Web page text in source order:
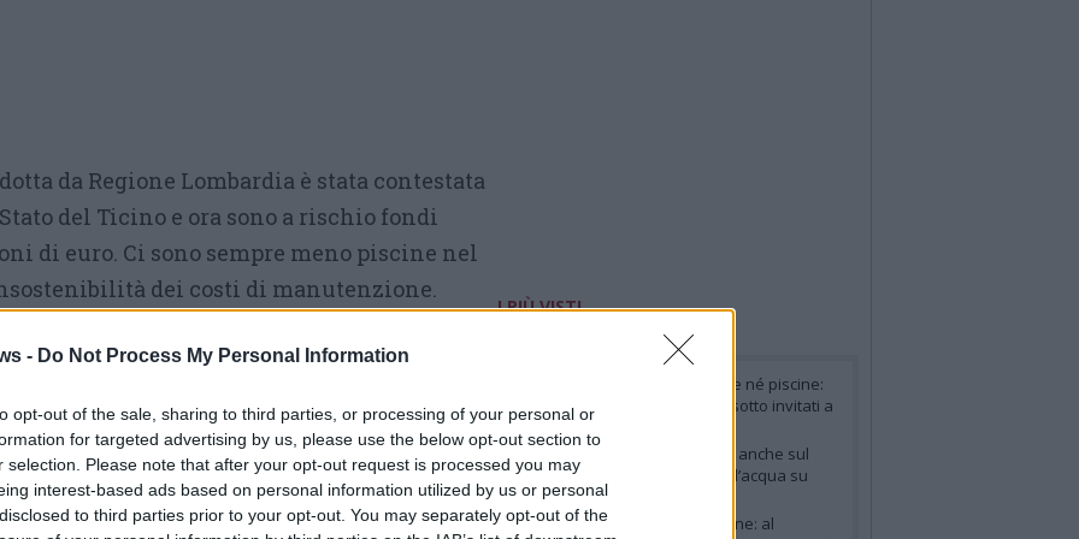
- Do Not Process My Personal Information
opt-out of the sale, sharing to third parties, or processing of your personal or
for targeted advertising by us, please use the below opt-out section to
selection. Please note that after your opt-out request is processed you may
interest-based ads based on personal information utilized by us or personal
to third parties prior to your opt-out. You may separately opt-out of the
da Regione Lombardia è stata contestata
del Ticino e ora sono a rischio fondi
di euro. Ci sono sempre meno piscine nel
dei costi di manutenzione.
del Pnrr che bloccheranno la
linee fondamentali e di molti altri fatti e
Tutti gli eventi
I PIÙ VISTI
Video
- Niente irrigazione né piscine:
ecco i sette comuni del Varesotto invitati a
limitare i consumi d’acqua
- Siccità, controlli anche sul
Lago Maggiore: un prelievo d’acqua su
cinque è fuori regola
»Ticino- Il Ticino visto dal drone: al